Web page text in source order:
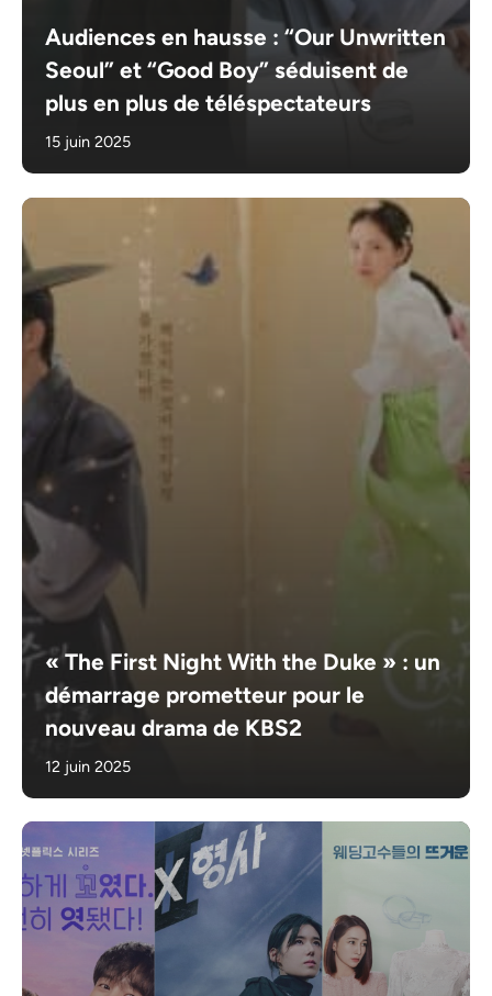
Audiences en hausse : “Our Unwritten
Seoul” et “Good Boy” séduisent de
plus en plus de téléspectateurs
15 juin 2025
« The First Night With the Duke » : un
démarrage prometteur pour le
nouveau drama de KBS2
12 juin 2025